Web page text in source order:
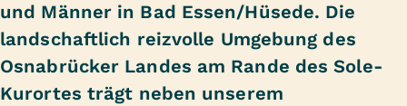
und Männer in Bad Essen/Hüsede. Die
landschaftlich reizvolle Umgebung des
Osnabrücker Landes am Rande des Sole-
Kurortes trägt neben unserem